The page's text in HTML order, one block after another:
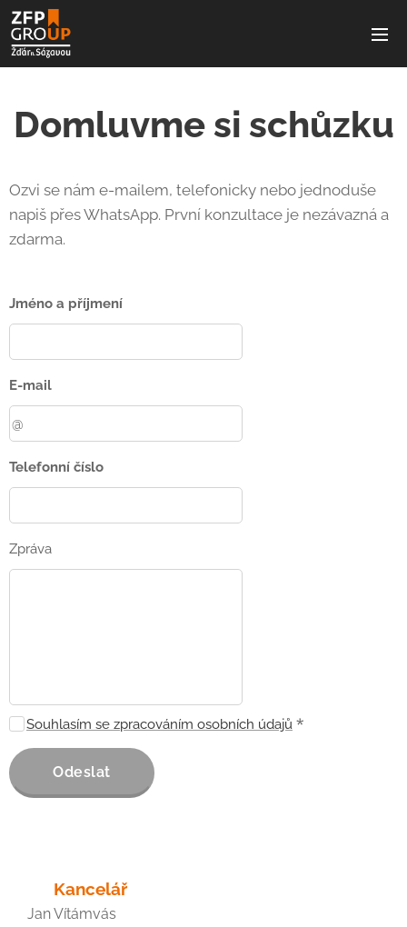
Domluvme si schůzku
Ozvi se nám e-mailem, telefonicky nebo jednoduše
napiš přes WhatsApp. První konzultace je nezávazná a
zdarma.
Jméno a příjmení
E-mail
Telefonní číslo
Zpráva
Souhlasím se zpracováním osobních údajů
Odeslat
📍 Kancelář
Jan Vítámvás